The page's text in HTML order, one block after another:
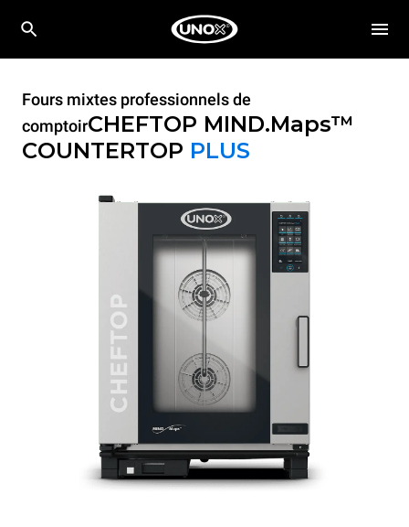
Fours mixtes professionnels de
comptoirCHEFTOP MIND.Maps™
COUNTERTOP PLUS